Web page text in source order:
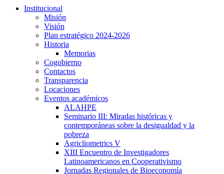
Institucional
Misión
Visión
Plan estratégico 2024-2026
Historia
Memorias
Cogobierno
Contactos
Transparencia
Locaciones
Eventos académicos
ALAHPE
Seminario III: Miradas históricas y
contemporáneas sobre la desigualdad y la
pobreza
Agricliometrics V
XIII Encuentro de Investigadores
Latinoamericanos en Cooperativismo
Jornadas Regionales de Bioeconomía